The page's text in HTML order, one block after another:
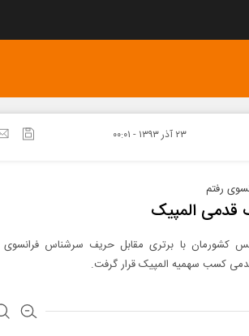
۲۳ آذر ۱۳۹۳ - ۰۰:۰۱
رفتم
قدمی المپیک
کشورمان با برتری مقابل حریف سرشناس
کسب سهمیه المپیک قرار گرفت.